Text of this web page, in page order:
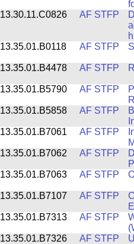
13.30.11.C0826
AF STFP
13.35.01.B0118
AF STFP
13.35.01.B4478 AF STFP
13.35.01.B5790 AF STFP
13.35.01.B5858 AF STFP
13.35.01.B7061
AF STFP
13.35.01.B7062
AF STFP
13.35.01.B7063
AF STFP
13.35.01.B7107 AF STFP
13.35.01.B7313
AF STFP
13.35.01.B7326
AF STFP